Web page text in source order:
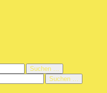
Suchen …
Suchen …